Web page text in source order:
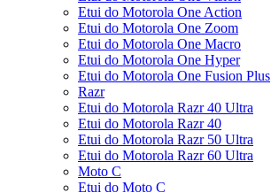
Etui do Motorola One Action
Etui do Motorola One Zoom
Etui do Motorola One Macro
Etui do Motorola One Hyper
Etui do Motorola One Fusion Plus
Razr
Etui do Motorola Razr 40 Ultra
Etui do Motorola Razr 40
Etui do Motorola Razr 50 Ultra
Etui do Motorola Razr 60 Ultra
Moto C
Etui do Moto C